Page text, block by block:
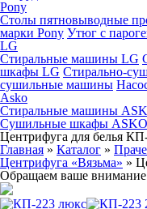
Pony
Столы пятновыводные
марки Pony Утюг с
LG
Стиральные машины LG
шкафы LG Стирально-
сушильные машины
Asko
Стиральные машины
Сушильные шкафы ASKO
Центрифуга для белья
Главная » Каталог »
Центрифуга «Вязьма» »
Обращаем ваше